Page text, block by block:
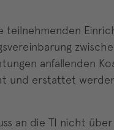
teilnehmenden
anfallenden
und erstattet
an die TI nicht